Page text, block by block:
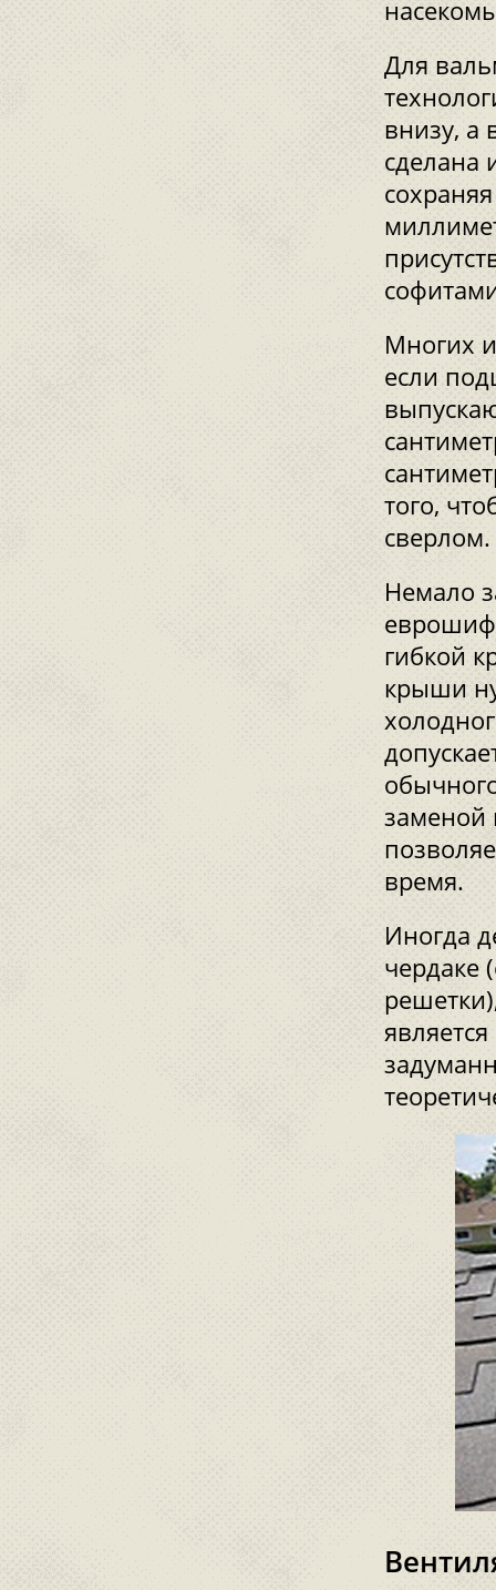
Для
внизу, а
сделана
Многих
если
того,
Немало
гибкой
крыши
заменой
время.
Иногда
чердаке